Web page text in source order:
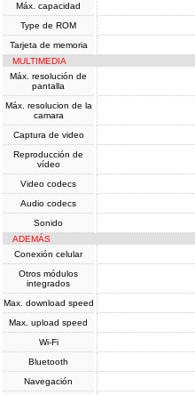
Máx. capacidad
Type de ROM
Tarjeta de memoria
MULTIMEDIA
Máx. resolución de
pantalla
Máx. resolucion de la
camara
Captura de video
Reproducción de
vídeo
Video codecs
Audio codecs
Sonido
ADEMÁS
Conexión celular
Otros módulos
integrados
Max. download speed
Max. upload speed
Wi-Fi
Bluetooth
Navegación